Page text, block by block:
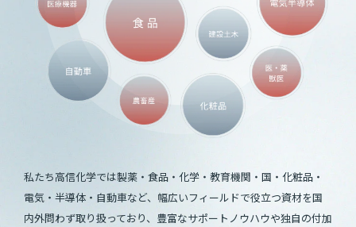
私たち高信化学では製薬・食品・化学・教育機関・国・化粧品・
電気・半導体・自動車など、幅広いフィールドで役立つ資材を国
内外問わず取り扱っており、豊富なサポートノウハウや独自の付加